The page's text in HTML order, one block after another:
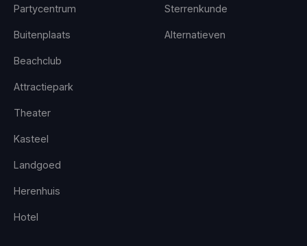
Partycentrum
Buitenplaats
Beachclub
Attractiepark
Theater
Kasteel
Landgoed
Herenhuis
Hotel
Sterrenkunde
Alternatieven